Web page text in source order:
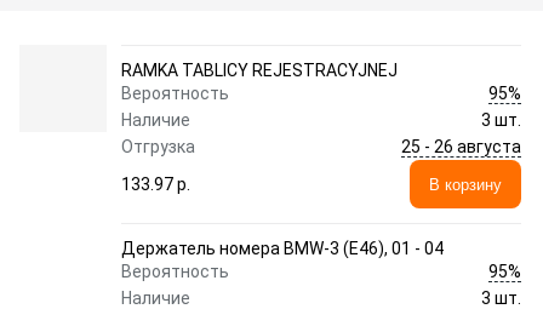
RAMKA TABLICY REJESTRACYJNEJ
Вероятность
95%
Наличие
3 шт.
Отгрузка
25 - 26 августа
133.97 p.
В корзину
Держатель номера BMW-3 (E46), 01 - 04
Вероятность
95%
Наличие
3 шт.